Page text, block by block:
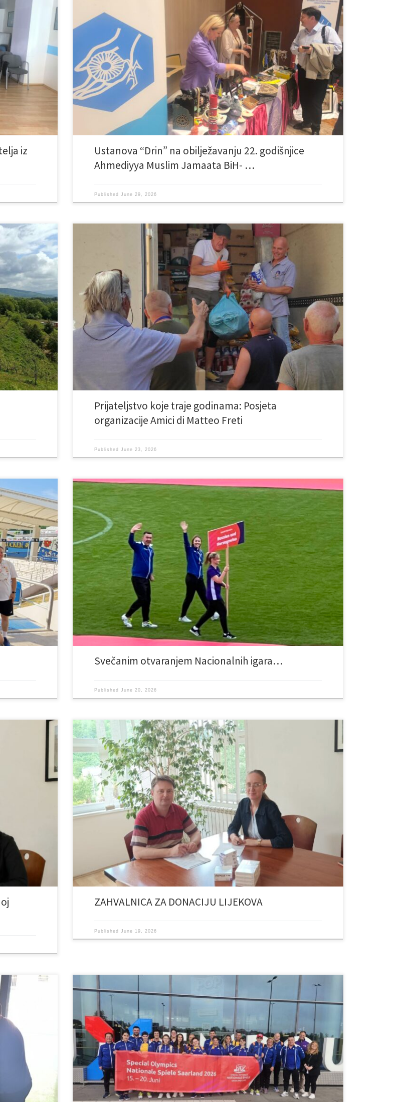
iz italijanske
i
Ovoga
pelene i
iz
Direktor Ustanove “Drin” Fojnica, dr. Ismar Halilović, prisustvovao je svečanom programu
povodom 22. godišnjice Ahmediyya Muslim Jamaata BiH, u okviru kojeg djeluje
humanitarna organizacija Humanity First, dugogodišnji prijatelj i donator naše ustanove.
Tom prilikom direktor se obratio prisutnima, uputivši iskrenu zahvalnost organizaciji
Humanity First, njenom predsjedniku Mufeezuru Rahmanu, svim donatorima, […]
Ustanova “Drin” na obilježavanju 22. godišnjice
Ahmediyya Muslim Jamaata BiH- …
Published June 29, 2026
na oko 7
u vlasništvu
voćnjak,
Humanost se, zaista, ne mjeri materijalnom vrijednošću podrške, već iskrenošću
namjere i toplinom koju donosimo jedni drugima. Upravo takvu poruku sa sobom su i
ovoga puta donijeli naši dugogodišnji prijatelji iz organizacije Amici di Matteo Freti.
Tokom posjete uručili su vrijednu donaciju za potrebe naše ustanove, ali ono što
posebno […]
Prijateljstvo koje traje godinama: Posjeta
organizacije Amici di Matteo Freti
Published June 23, 2026
grupi turnira,
Svečanim otvaranjem Nacionalnih igara Specijalne olimpijade Njemačke – Saarland
2026 zvanično je započelo još jedno veliko okupljanje sportista, trenera, volontera i
zagovornika inkluzije iz cijele Njemačke i šire. U atmosferi ispunjenoj energijom,
zajedništvom i međusobnim poštovanjem, naši sportisti imali su priliku postati dio
događaja koji već decenijama potvrđuje ono što […]
Svečanim otvaranjem Nacionalnih igara…
Published June 20, 2026
na
od
što godinama
Ustanova za socijalno zbrinjavanje i zdravstvenu njegu- Drin izražava iskrenu zahvalnost
kompaniji ZADA Pharmaceuticals na vrijednoj donaciji lijekova namijenjenih korisnicima
naše ustanove. Donacija obuhvata: Antarza tbl. a 1 mg – 20 kutija, Antarza tbl. a 2 mg –
10 kutija, Zapin tbl. a 5 mg – 300 kutija. Ova donacija […]
ZAHVALNICA ZA DONACIJU LIJEKOVA
Published June 19, 2026
First,
u pratnji svojih
korisnicima.
iskrenu
Ponosni smo što su korisnici Ustanove “Drin”, zajedno sa svojim trenerima, dio
reprezentacije Specijalne olimpijade Bosne i Hercegovine, koja je otputovala u
Njemačku na Nacionalne igre Specijalne olimpijade Njemačke- Saarland 2026. Naši
sportisti predstavljat će Bosnu i Hercegovinu u inkluzivnom fudbalu i košarci, noseći s
ponosom boje svoje zemlje i […]